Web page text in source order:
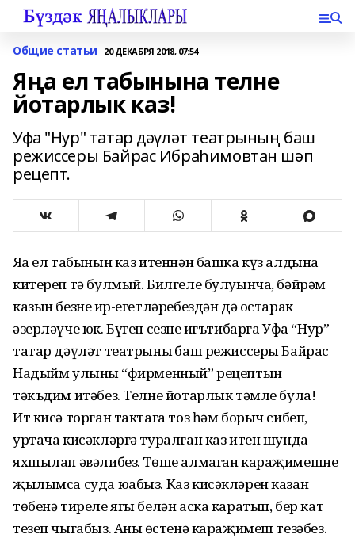
Общие статьи 20 ДЕКАБРЯ 2018, 07:54
Яңа ел табынына телне
йотарлык каз!
Уфа "Нур" татар дәүләт театрының баш
режиссеры Байрас Ибраһимовтан шәп
рецепт.
Яңа ел табынын каз итеннән башка күз алдына
китереп тә булмый. Билгеле булуынча, бәйрәм
казын безнең ир-егетләребездән дә остарак
әзерләүче юк. Бүген сезнең игътибарга Уфа “Нур”
татар дәүләт театрының баш режиссеры Байрас
Надыйм улының “фирменный” рецептын
тәкъдим итәбез. Телне йотарлык тәмле була!
Ит кисә торган тактага тоз һәм борыч сибеп,
уртача кисәкләргә туралган каз итен шунда
яхшылап әвәлибез. Төше алмаган караҗимешне
җылымса суда юабыз. Каз кисәкләрен казан
төбенә тиреле ягы белән аска каратып, бер кат
тезеп чыгабыз. Аның өстенә караҗимеш тезәбез.